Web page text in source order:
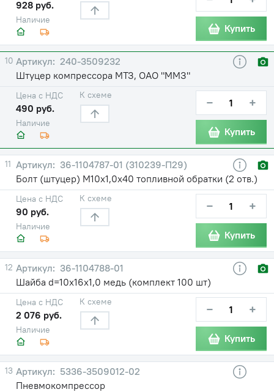
Наличие
928 руб.
Купить
10
240-3509232
Штуцер компрессора МТЗ, ОАО "ММЗ"
Наличие
Цена с НДС
490 руб.
К схеме − +
Купить
11
36-1104787-01 (310239-П29)
Болт (штуцер) М10х1,0х40 топливной обратки (2 отв.)
Наличие
Цена с НДС
90 руб.
К схеме − +
Купить
12
36-1104788-01
Шайба d=10х16х1,0 медь (комплект 100 шт)
Наличие
Цена с НДС
2 076 руб.
К схеме − +
Купить
13
5336-3509012-02
Пневмокомпрессор